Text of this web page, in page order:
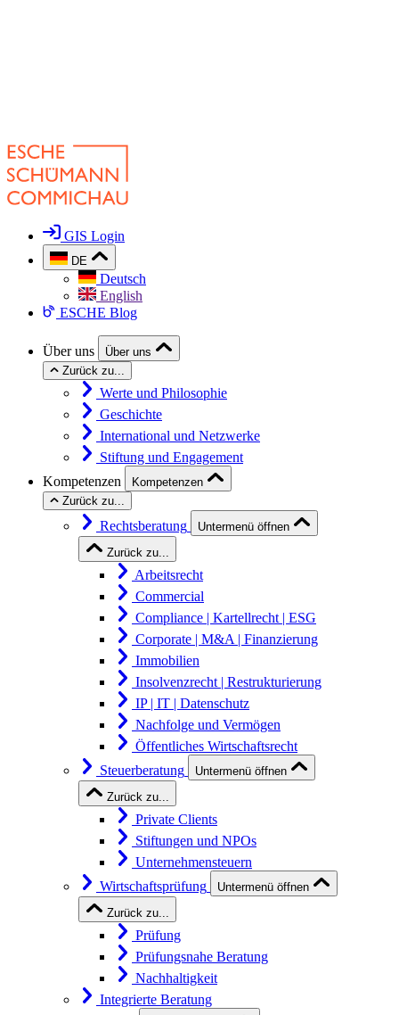
GIS Login
DE
Deutsch
English
ESCHE Blog
Über uns
Über uns
Zurück zu...
Werte und Philosophie
Geschichte
International und Netzwerke
Stiftung und Engagement
Kompetenzen
Kompetenzen
Zurück zu...
Rechtsberatung
Untermenü öffnen
Zurück zu...
Arbeitsrecht
Commercial
Compliance | Kartellrecht | ESG
Corporate | M&A | Finanzierung
Immobilien
Insolvenzrecht | Restrukturierung
IP | IT | Datenschutz
Nachfolge und Vermögen
Öffentliches Wirtschaftsrecht
Steuerberatung
Untermenü öffnen
Zurück zu...
Private Clients
Stiftungen und NPOs
Unternehmensteuern
Wirtschaftsprüfung
Untermenü öffnen
Zurück zu...
Prüfung
Prüfungsnahe Beratung
Nachhaltigkeit
Integrierte Beratung